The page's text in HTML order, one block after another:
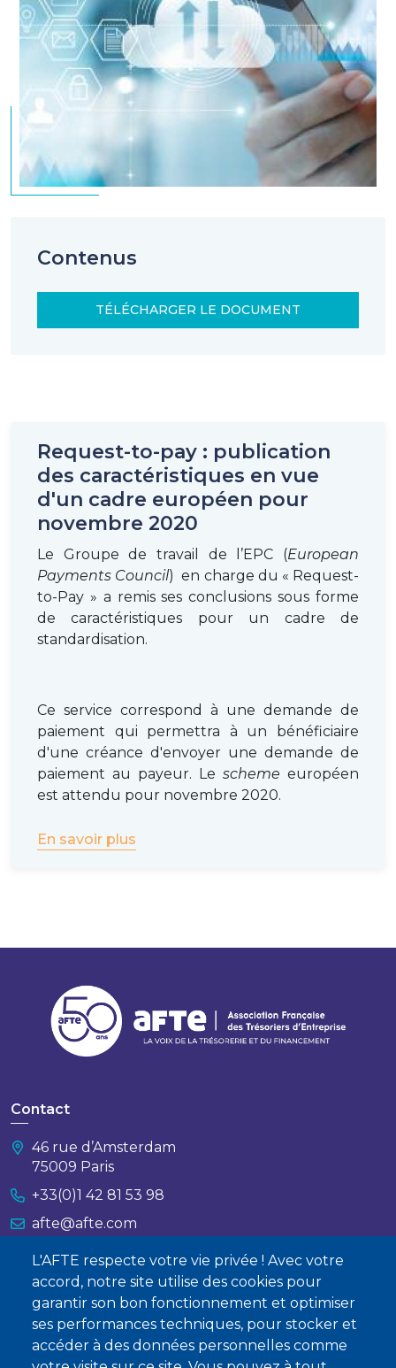
L'AFTE respecte votre vie privée ! Avec votre
accord, notre site utilise des cookies pour
garantir son bon fonctionnement et optimiser
ses performances techniques, pour stocker et
accéder à des données personnelles comme
Contenus
TÉLÉCHARGER LE DOCUMENT
Request-to-pay : publication
des caractéristiques en vue
d'un cadre européen pour
novembre 2020
Le Groupe de travail de l’EPC (European
Payments Council) en charge du « Request-
to-Pay » a remis ses conclusions sous forme
de caractéristiques pour un cadre de
standardisation.
Ce service correspond à une demande de
paiement qui permettra à un bénéficiaire
d'une créance d'envoyer une demande de
paiement au payeur. Le scheme européen
est attendu pour novembre 2020.
En savoir plus
Contact
46 rue d’Amsterdam
75009 Paris
+33(0)1 42 81 53 98
afte@afte.com
Nous contacter
À propos
Qui sommes-nous ?